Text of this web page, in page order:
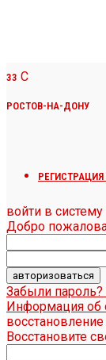
33 C
РОСТОВ-НА-ДОНУ
войти в систему
Добро
Забыли
Информация об
Восстановите